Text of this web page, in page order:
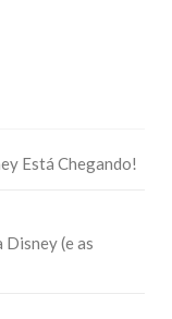
Está Chegando!
Disney (e as